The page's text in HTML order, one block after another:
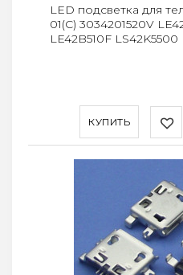
КУПИТЬ
LED подсветка для
01(C) 3034201520V
LE42B510F LS42K5500